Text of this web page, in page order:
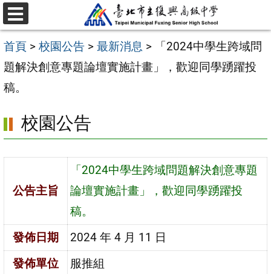
跳
至
主
要
內
區
選
單
首頁 > 校園公告 > 最新消息 >
「2024中學生跨域問
題解決創意專題論壇實施計畫」，歡迎同學踴躍投
稿。
校園公告
公告主旨
「2024中學生跨域問題解決創意專題
論壇實施計畫」，歡迎同學踴躍投
稿。
發佈日期
2024 年 4 月 11 日
發佈單位
服推組